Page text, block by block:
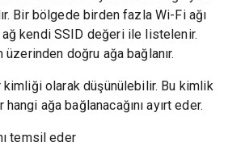
Bir bölgede birden fazla Wi-Fi ağı
ağ kendi SSID değeri ile listelenir.
üzerinden doğru ağa bağlanır.
kimliği olarak düşünülebilir. Bu kimlik
ağa bağlanacağını ayırt eder.
temsil eder